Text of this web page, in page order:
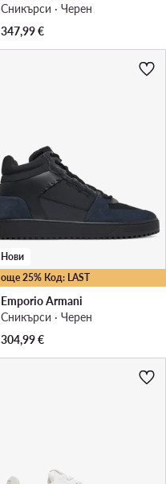
Сникърси · Черен
347,99€
още 25% Код: LAST
Нови
Emporio Armani
Сникърси · Черен
304,99€